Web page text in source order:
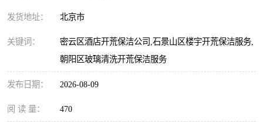
发货地址： 北京市
关键词：
密云区酒店开荒保洁公司,石景山区楼宇开荒保洁服务,
朝阳区玻璃清洗开荒保洁服务
发布日期： 2026-08-09
阅 读 量： 470